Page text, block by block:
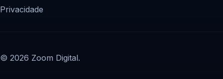
Privacidade
© 2026 Zoom Digital.